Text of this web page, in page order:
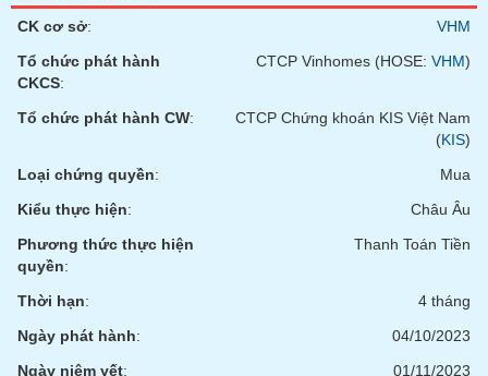
CK cơ sở:
VHM
Tổ chức phát hành
CKCS:
CTCP Vinhomes (HOSE: VHM)
Tổ chức phát hành CW:
CTCP Chứng khoán KIS Việt Nam
(KIS)
Loại chứng quyền:
Mua
Kiểu thực hiện:
Châu Âu
Phương thức thực hiện
quyền:
Thanh Toán Tiền
Thời hạn:
4 tháng
Ngày phát hành:
04/10/2023
Ngày niêm yết: 01/11/2023